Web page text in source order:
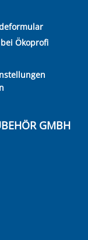
Ökoprofi
GMBH